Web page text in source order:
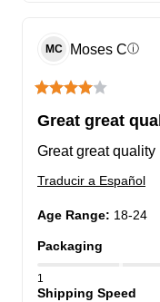
MC Moses Cⓘ
Great great
Great great quality
Traducir a Español
Age Range: 18-24
Packaging
1
Shipping Speed